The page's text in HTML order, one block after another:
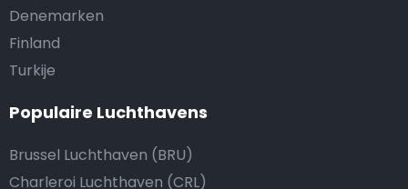
Denemarken
Finland
Turkije
Populaire Luchthavens
Brussel Luchthaven (BRU)
Charleroi Luchthaven (CRL)